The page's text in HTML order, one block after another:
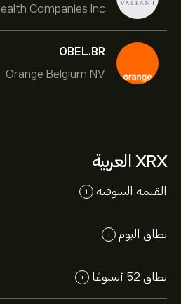
Companies Inc
OBEL.BR
Orange Belgium NV
XRX العربية
القيمة السوقية i
نطاق اليوم i
نطاق 52 أسبوعًا i